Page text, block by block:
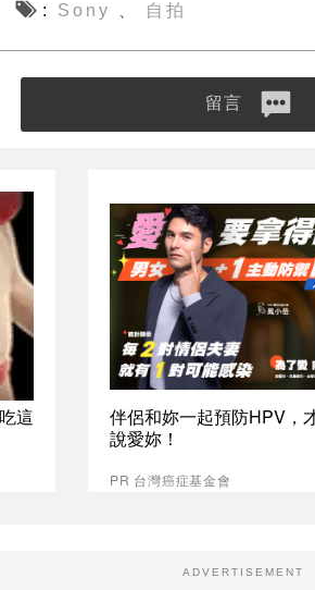
Sony 自拍
留言
這
伴侶和妳一起預防HPV，
說愛妳！
PR 台灣癌症基金會
ADVERTISEMENT